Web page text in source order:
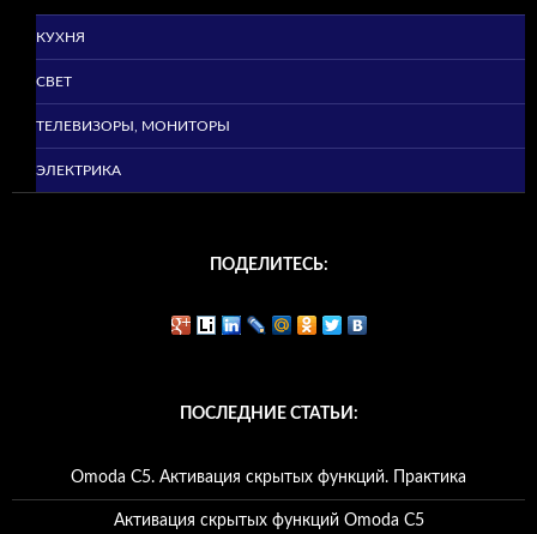
КУХНЯ
СВЕТ
ТЕЛЕВИЗОРЫ, МОНИТОРЫ
ЭЛЕКТРИКА
ПОДЕЛИТЕСЬ:
ПОСЛЕДНИЕ СТАТЬИ:
Omoda C5. Активация скрытых функций. Практика
Активация скрытых функций Omoda C5